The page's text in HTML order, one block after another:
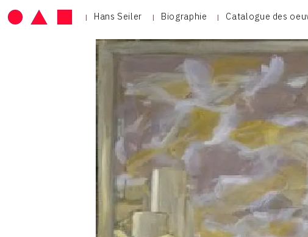
Hans Seiler Biographie Catalogue des